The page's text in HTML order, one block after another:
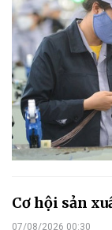
Cơ hội sản
07/08/2026 00:30